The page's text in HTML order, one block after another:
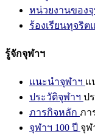
หน่วยงานของ
ร้องเรียนทุจริ
รู้จักจุฬาฯ
แนะนำจุฬาฯ แ
ประวัติจุฬาฯ ป
ภารกิจหลัก ภา
จุฬาฯ 100 ปี จุฬ